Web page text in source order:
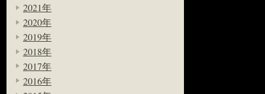
2021年
2020年
2019年
2018年
2017年
2016年